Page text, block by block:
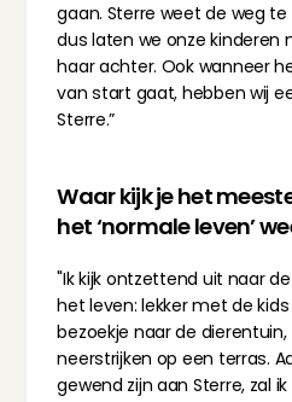
gaan. Sterre weet de weg
dus laten we onze kinderen
haar achter. Ook wanneer
van start gaat, hebben wij
Sterre.”
Waar kijk je het
het ‘normale leven’
"Ik kijk ontzettend uit naar
het leven: lekker met de
bezoekje naar de
neerstrijken op een terras.
gewend zijn aan Sterre, zal